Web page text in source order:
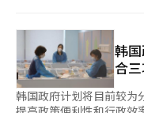
兆5472亿韩元，增长5.6%。 6月，IBK投资证券预测BGF零售
二季度营业利润为796
元，且超过当时市场预期的同
示，较去年减少的降水天
等夏季商品的需求。 消费信心的恢复、外国游客的增加以及高油
价补贴的发放也为既有门
韩
合
韩国政府计划将目前较为